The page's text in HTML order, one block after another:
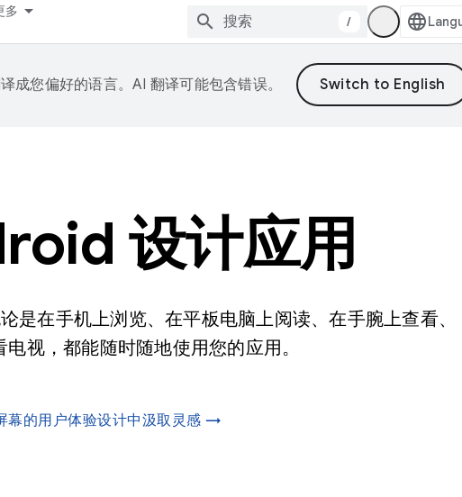
多
/
成您偏好的语言。AI 翻译可能包含错误。
设计应用
是在手机上浏览、在平板电脑上阅读、在手腕上查看、
视，都能随时随地使用您的应用。
幕的用户体验设计中汲取灵感 →